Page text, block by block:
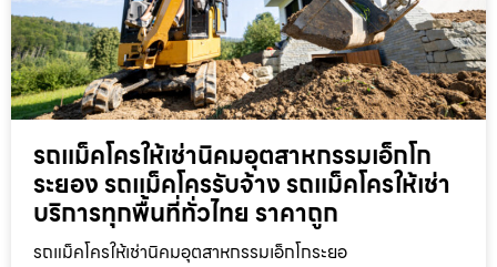
รถแม็คโครให้เช่านิคมอุตสาหกรรมเอ็กโก
ระยอง รถแม็คโครรับจ้าง รถแม็คโครให้เช่า
บริการทุกพื้นที่ทั่วไทย ราคาถูก
รถแม็คโครให้เช่านิคมอุตสาหกรรมเอ็กโกระยอ